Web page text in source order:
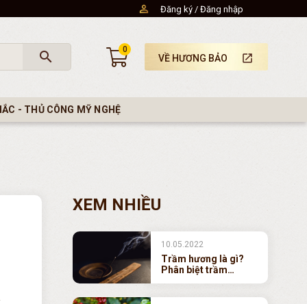
Đăng ký Đăng nhập
search 0
VỀ HƯƠNG BẢO launch
- THỦ CÔNG MỸ NGHỆ
XEM NHIỀU
10.05.2022
Trầm hương là gì?
Phân biệt trầm